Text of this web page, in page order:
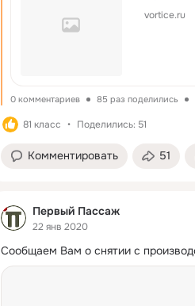
vortice.ru
0 комментариев 85 раз поделились
81 класс Поделились: 51
Комментировать 51
Первый Пассаж
22 янв 2020
Сообщаем Вам о снятии с